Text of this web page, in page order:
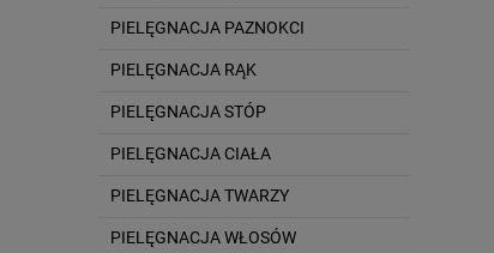
PIELĘGNACJA PAZNOKCI
PIELĘGNACJA RĄK
PIELĘGNACJA STÓP
PIELĘGNACJA CIAŁA
PIELĘGNACJA TWARZY
PIELĘGNACJA WŁOSÓW